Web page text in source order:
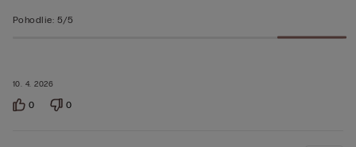
10. 4. 2026
Pohodlie: 5/5
0 0